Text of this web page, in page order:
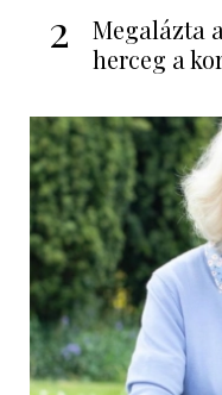
2
Megalázta
herceg a